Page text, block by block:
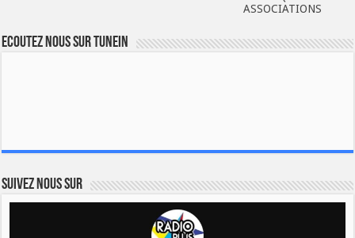
ASSOCIATIONS
Ecoutez nous sur TuneIn
Suivez nous sur